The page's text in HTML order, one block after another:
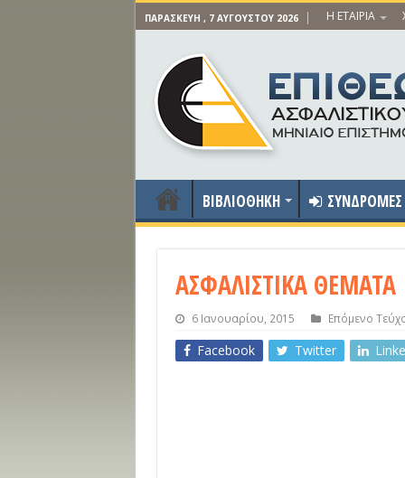
ΠΑΡΑΣΚΕΥΉ , 7 ΑΥΓΟΎΣΤΟΥ 2026 Η ΕΤΑΙΡΙΑ
ΒΙΒΛΙΟΘΗΚΗ ΣΥΝΔΡΟΜΕΣ
ΑΣΦΑΛΙΣΤΙΚΑ ΘΕΜΑΤΑ
6 Ιανουαρίου, 2015 Επόμενο
Facebook Twitter